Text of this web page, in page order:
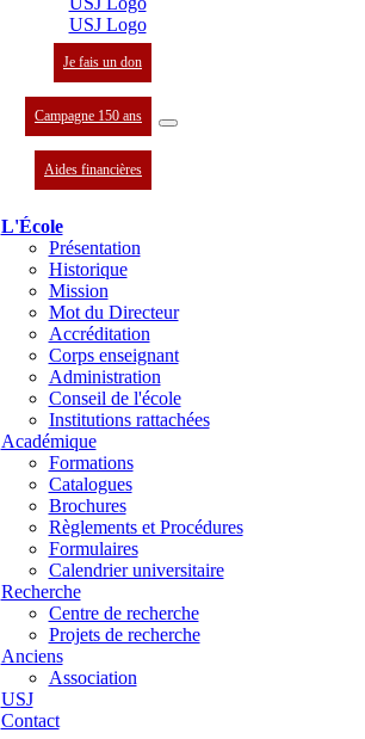
Je fais un don
Campagne 150 ans
Aides financières
L'École
Présentation
Historique
Mission
Mot du Directeur
Accréditation
Corps enseignant
Administration
Conseil de l'école
Institutions rattachées
Académique
Formations
Catalogues
Brochures
Règlements et Procédures
Formulaires
Calendrier universitaire
Recherche
Centre de recherche
Projets de recherche
Anciens
Association
USJ
Contact